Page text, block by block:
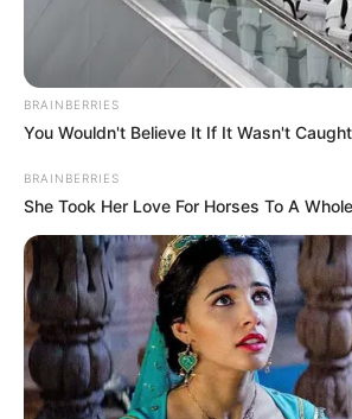
BRAINBERRIES
You Wouldn't Believe It If It Wasn't
BRAINBERRIES
She Took Her Love For Horses To A